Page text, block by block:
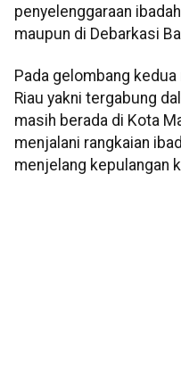
penyelenggaraan
maupun di Debarkasi
Pada gelombang
Riau yakni tergabung
masih berada di Kota
menjalani rangkaian
menjelang kepulangan